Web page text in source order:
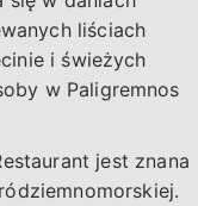
liściach
i świeżych
w Paligremnos
jest znana